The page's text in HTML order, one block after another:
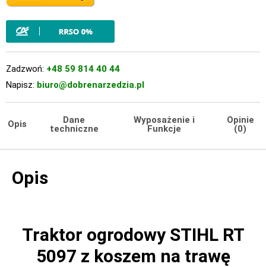
Zadzwoń: +48 59 814 40 44
Napisz: biuro@dobrenarzedzia.pl
Opis
Dane
techniczne
Wyposażenie i
Funkcje
Opinie
(0)
Opis
Traktor ogrodowy STIHL RT
5097 z koszem na trawę